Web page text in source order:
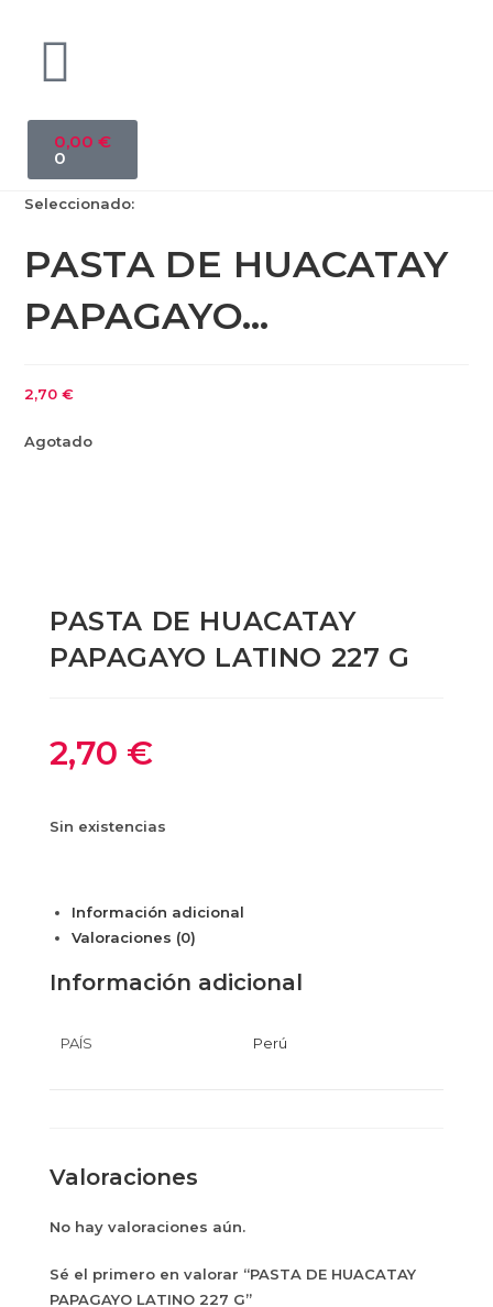
0,00 €
0
Seleccionado:
PASTA DE HUACATAY
PAPAGAYO…
2,70€
Agotado
PASTA DE HUACATAY
PAPAGAYO LATINO 227 G
2,70 €
Sin existencias
Información adicional
Valoraciones (0)
Información adicional
PAÍS Perú
Valoraciones
No hay valoraciones aún.
Sé el primero en valorar “PASTA DE HUACATAY
PAPAGAYO LATINO 227 G”